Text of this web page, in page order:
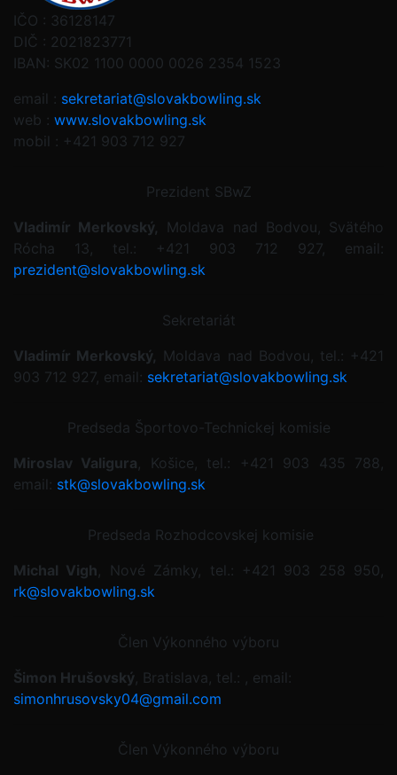
IČO : 36128147
DIČ : 2021823771
IBAN: SK02 1100 0000 0026 2354 1523
email : sekretariat@slovakbowling.sk
web : www.slovakbowling.sk
mobil : +421 903 712 927
Prezident SBwZ
Vladimír Merkovský,
Moldava nad Bodvou, Svätého
Rócha 13, tel.: +421 903 712 927, email:
prezident@slovakbowling.sk
Sekretariát
Vladimír Merkovský, Moldava nad Bodvou, tel.: +421
903 712 927, email: sekretariat@slovakbowling.sk
Predseda Športovo-Technickej komisie
Miroslav Valigura, Košice, tel.: +421 903 435 788,
email: stk@slovakbowling.sk
Predseda Rozhodcovskej komisie
Michal Vigh, Nové Zámky, tel.: +421 903 258 950,
rk@slovakbowling.sk
Člen Výkonného výboru
Šimon Hrušovský, Bratislava, tel.: , email:
simonhrusovsky04@gmail.com
Člen Výkonného výboru